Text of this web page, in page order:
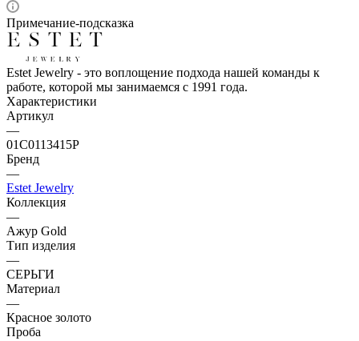
Примечание-подсказка
Estet Jewelry - это воплощение подхода нашей команды к
работе, которой мы занимаемся с 1991 года.
Характеристики
Артикул
—
01С0113415Р
Бренд
—
Estet Jewelry
Коллекция
—
Ажур Gold
Тип изделия
—
СЕРЬГИ
Материал
—
Красное золото
Проба